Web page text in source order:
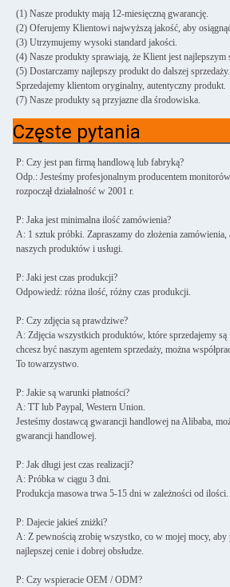
(1) Nasze produkty mają 12-miesięczną gwarancję.
(2) Oferujemy Klientowi najwyższą jakość, aby
(3) Utrzymujemy wysoki standard jakości.
(4) Nasze produkty sprawiają, że Klient jest najlepszym
(5) Dostarczamy najlepszy produkt do dalszej sprzedaży.
Sprzedajemy klientom oryginalny, autentyczny produkt.
(7) Nasze produkty są przyjazne dla środowiska.
Częste pytania
P: Czy jest pan firmą handlową lub fabryką?
Odp.: Jesteśmy profesjonalnym producentem
rozpoczął działalność w 2001 r.
P: Jaka jest minimalna ilość zamówienia?
A: 1 sztuk próbki. Zapraszamy do złożenia zamówienia,
naszych produktów i usługi.
P: Jaki jest czas produkcji?
Odpowiedź: różna ilość, różny czas produkcji.
P: Czy zdjęcia są prawdziwe?
A: Zdjęcia wszystkich produktów, które sprzedajemy są
chcesz być naszym agentem sprzedaży, można
To towarzystwo.
P: Jakie są warunki płatności?
A: TT lub Paypal, Western Union.
Jesteśmy dostawcą gwarancji handlowej na Alibaba,
gwarancji handlowej.
P: Jak długi jest czas realizacji?
A: Próbka w ciągu 3 dni.
Produkcja masowa trwa 5-15 dni w zależności od ilości.
P: Dajecie jakieś zniżki?
A: Z pewnością zrobię wszystko, co w mojej mocy,
najlepszej cenie i dobrej obsłudze.
P: Czy wspieracie OEM / ODM?